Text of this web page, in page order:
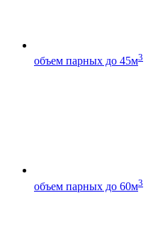
объем парных до 45м3
объем парных до 60м3